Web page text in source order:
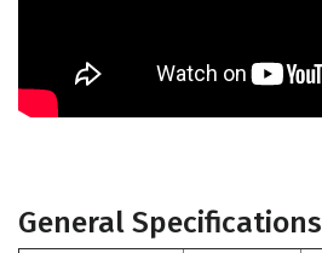
General Specifications